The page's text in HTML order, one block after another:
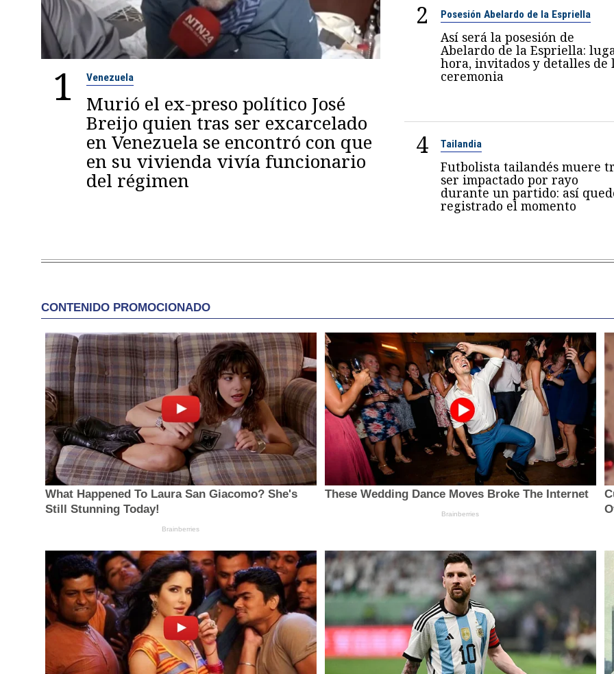
1 Venezuela
Murió el ex-preso político José
Breijo quien tras ser excarcelado
en Venezuela se encontró con que
en su vivienda vivía funcionario
del régimen
2 Posesión Abelardo de la Espriella
Así será la posesión de
Abelardo de la Espriella:
hora, invitados y detalles de
ceremonia
4 Tailandia
Futbolista tailandés muere
ser impactado por rayo
durante un partido: así
registrado el momento